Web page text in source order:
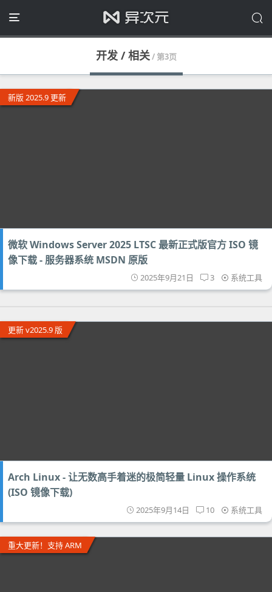
开发 / 相关/ 第3页
新版 2025.9 更新
微软 Windows Server 2025 LTSC 最新正式版官方 ISO 镜
像下载 - 服务器系统 MSDN 原版
2025年9月21日 3 系统工具
更新 v2025.9 版
Arch Linux - 让无数高手着迷的极简轻量 Linux 操作系统
(ISO 镜像下载)
2025年9月14日 10 系统工具
重大更新！支持 ARM